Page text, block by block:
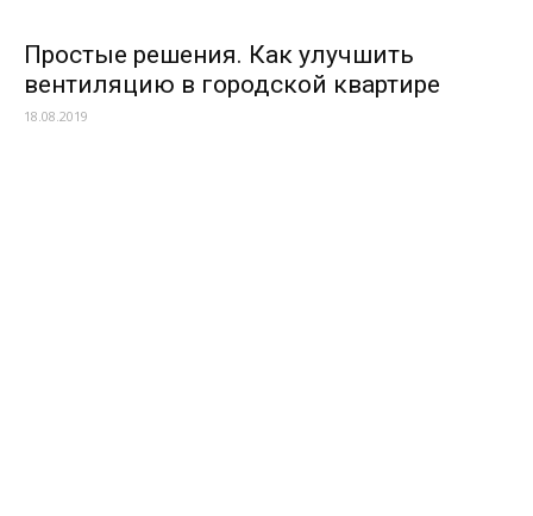
Простые решения. Как улучшить
вентиляцию в городской квартире
18.08.2019